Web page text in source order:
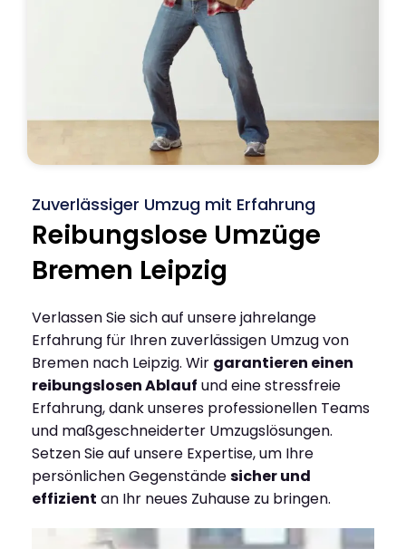
Zuverlässiger Umzug mit Erfahrung
Reibungslose Umzüge
Bremen Leipzig
Verlassen Sie sich auf unsere jahrelange
Erfahrung für Ihren zuverlässigen Umzug von
Bremen nach Leipzig. Wir garantieren einen
reibungslosen Ablauf und eine stressfreie
Erfahrung, dank unseres professionellen Teams
und maßgeschneiderter Umzugslösungen.
Setzen Sie auf unsere Expertise, um Ihre
persönlichen Gegenständesicher und
effizient an Ihr neues Zuhause zu bringen.